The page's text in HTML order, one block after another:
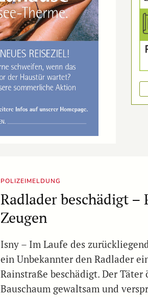
POLIZEIMELDUNG
Radlader beschädigt –
Zeugen
Isny – Im Laufe des
ein Unbekannter den Radlader
Rainstraße beschädigt. Der
Bauschaum gewaltsam und